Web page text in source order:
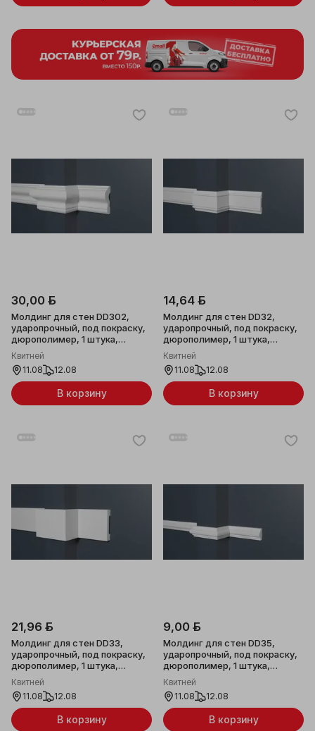
30,00 ƃ
Молдинг для стен DD302,
ударопрочный, под покраску,
дюрополимер, 1 штука,
60x25x2000мм
Квитней
11.08
12.08
В корзину
14,64 ƃ
Молдинг для стен DD32,
ударопрочный, под покраску,
дюрополимер, 1 штука,
47x8x2000мм
Квитней
11.08
12.08
В корзину
21,96 ƃ
Молдинг для стен DD33,
ударопрочный, под покраску,
дюрополимер, 1 штука,
65x15x2000мм
Квитней
11.08
12.08
В корзину
9,00 ƃ
Молдинг для стен DD35,
ударопрочный, под покраску,
дюрополимер, 1 штука,
25x12x2000мм
Квитней
11.08
12.08
В корзину